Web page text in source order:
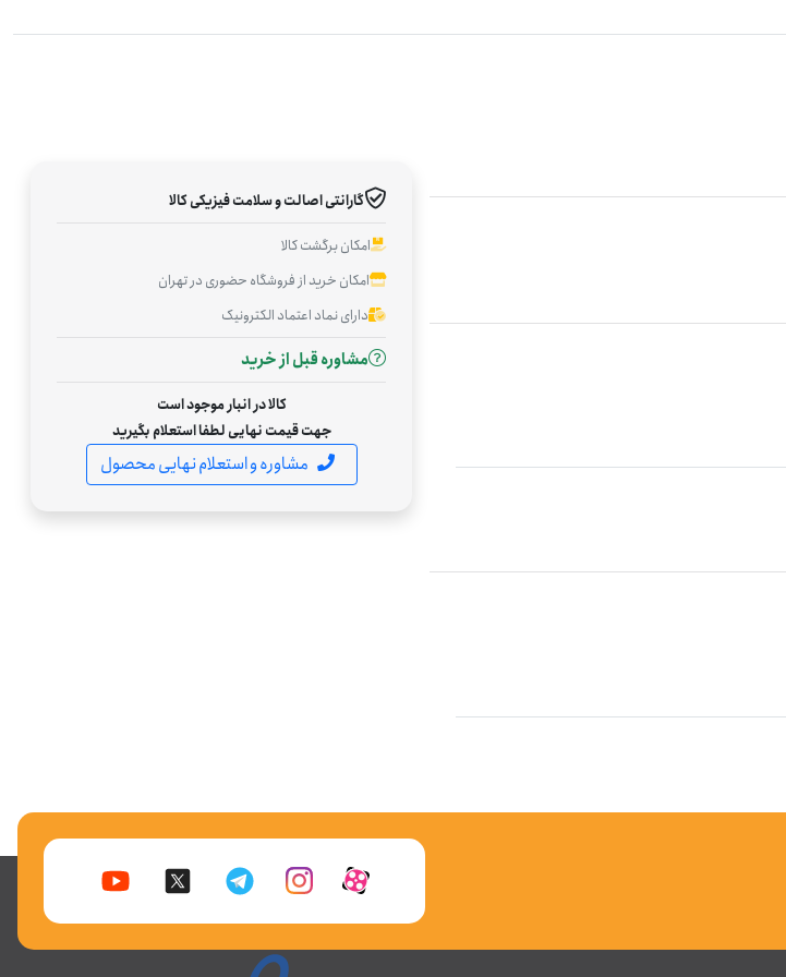
گارانتی اصالت و سلامت فیزیکی کالا
امکان برگشت کالا
امکان خرید از فروشگاه حضوری در تهران
دارای نماد اعتماد الکترونیک
مشاوره قبل از خرید
کالا در انبار موجود است
جهت قیمت نهایی لطفا استعلام بگیرید
مشاوره و استعلام نهایی محصول